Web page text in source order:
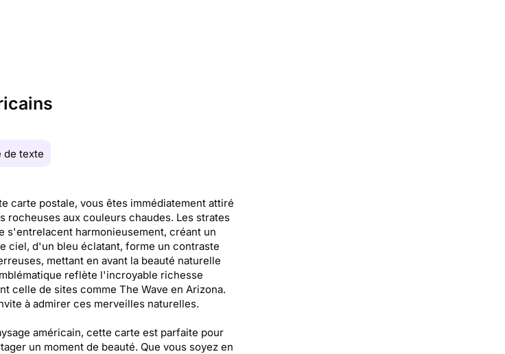
de texte
carte postale, vous êtes immédiatement attiré
rocheuses aux couleurs chaudes. Les strates
s'entrelacent harmonieusement, créant un
ciel, d'un bleu éclatant, forme un contraste
mettant en avant la beauté naturelle
reflète l'incroyable richesse
celle de sites comme The Wave en Arizona.
à admirer ces merveilles naturelles.
américain, cette carte est parfaite pour
un moment de beauté. Que vous soyez en